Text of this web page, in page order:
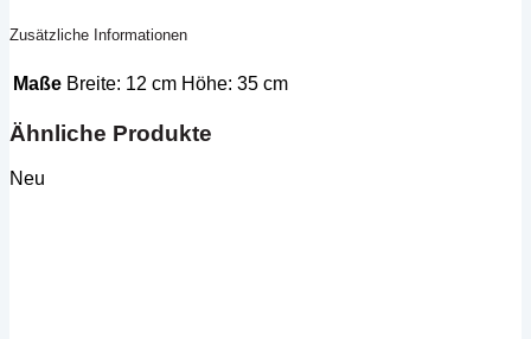
Zusätzliche Informationen
Maße Breite: 12 cm Höhe: 35 cm
Ähnliche Produkte
Neu